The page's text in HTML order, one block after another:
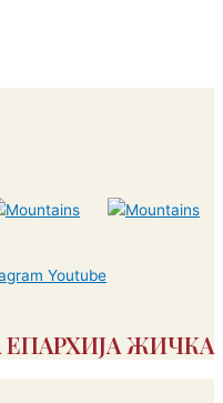
Youtube
ЖИЧКА